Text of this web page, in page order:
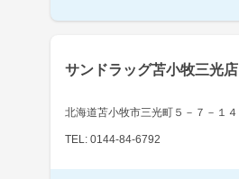
サンドラッグ苫小牧三光店
北海道苫小牧市三光町５－７－１４
TEL: 0144-84-6792